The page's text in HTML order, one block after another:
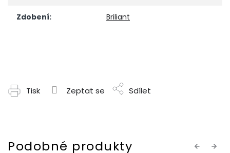
Zdobení: Briliant
Tisk Zeptat se Sdílet
Previous
Next